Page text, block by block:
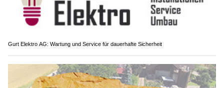
Gurt Elektro AG: Wartung und Service für dauerhafte Sicherheit